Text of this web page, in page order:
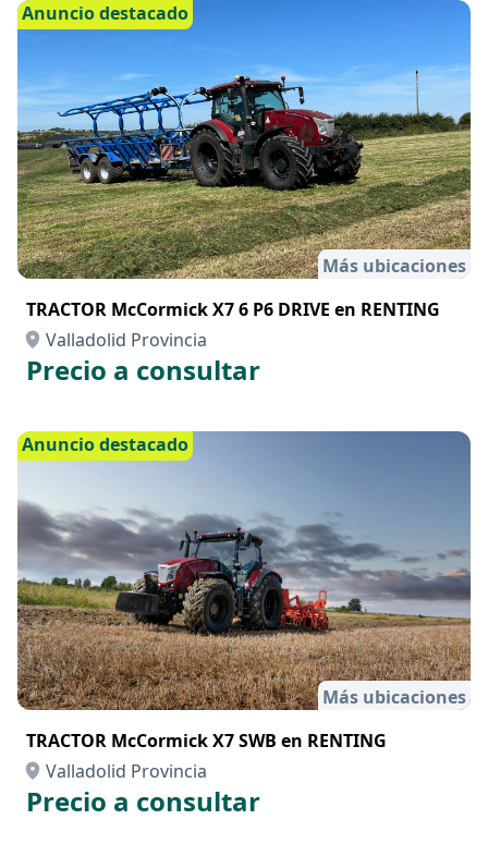
Anuncio destacado
Más ubicaciones
TRACTOR McCormick X7 6 P6 DRIVE en RENTING
Valladolid Provincia
Precio a consultar
Anuncio destacado
Más ubicaciones
TRACTOR McCormick X7 SWB en RENTING
Valladolid Provincia
Precio a consultar